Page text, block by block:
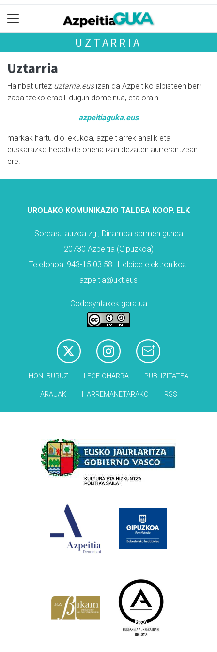
UZTARRIA
Uztarria
Hainbat urtez uztarria.eusizan da Azpeitiko albisteen berri
zabaltzeko erabili dugun domeinua, eta orain
azpeitiaguka.eus
markak hartu dio lekukoa, azpeitiarrek ahalik eta
euskarazko hedabide onena izan dezaten aurrerantzean
ere.
UROLAKO KOMUNIKAZIO TALDEA KOOP. ELK
Soreasu auzoa zg., Dinamoa sormen gunea
20730 Azpeitia (Gipuzkoa)
Telefonoa: 943-15 03 58 | Helbide elektronikoa:
azpeitia@ukt.eus
Codesyntaxek garatua
HONI BURUZ LEGE OHARRA PUBLIZITATEA
ARAUAK HARREMANETARAKO RSS